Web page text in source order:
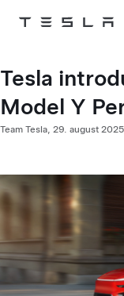
Tesla
Tesla
Model Y
Team Tesla, 29. august 2025